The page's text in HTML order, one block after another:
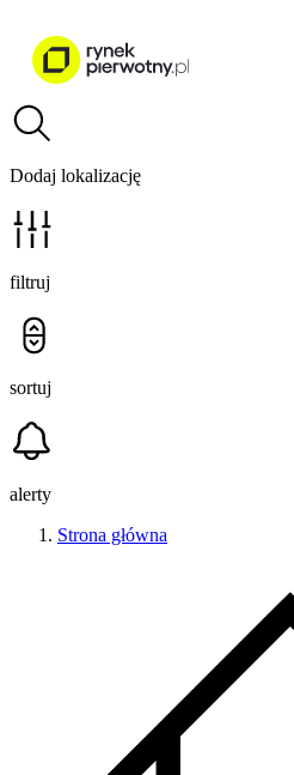
Dodaj lokalizację
filtruj
sortuj
alerty
Strona główna